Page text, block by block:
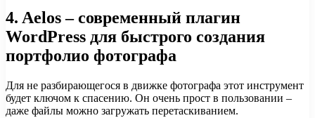
4. Aelos – современный плагин
WordPress для быстрого создания
портфолио фотографа
Для не разбирающегося в движке фотографа этот инструмент
будет ключом к спасению. Он очень прост в пользовании –
даже файлы можно загружать перетаскиванием.